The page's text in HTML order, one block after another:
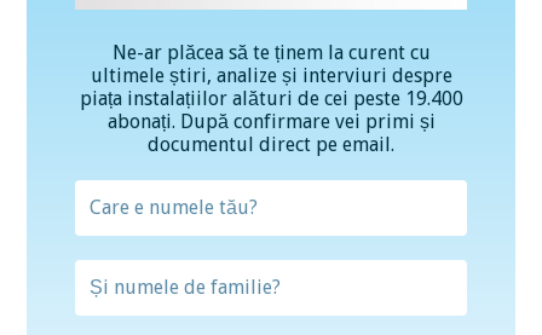
Ne-ar plăcea să te ținem la curent cu
ultimele știri, analize și interviuri despre
piața instalațiilor alături de cei peste 19.400
abonați. După confirmare vei primi și
documentul direct pe email.